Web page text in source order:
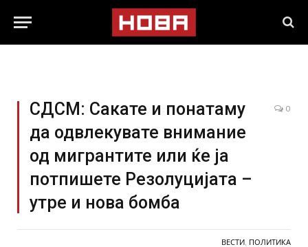
СДСМ: Сакате и понатаму
да одвлекувате внимание
од мигрантите или ќе ја
потпишете Резолуцијата –
утре и нова бомба
0
ВЕСТИ ПОЛИТИКА